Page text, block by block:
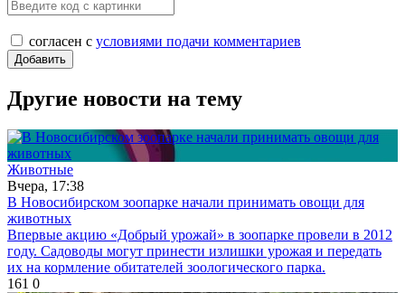
согласен с условиями подачи комментариев
Другие новости на тему
Животные
Вчера, 17:38
В Новосибирском зоопарке начали принимать овощи для
животных
Впервые акцию «Добрый урожай» в зоопарке провели в 2012
году. Садоводы могут принести излишки урожая и передать
их на кормление обитателей зоологического парка.
161 0